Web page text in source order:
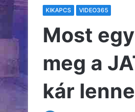
KIKAPCS VIDEO365
Most
meg a
kár